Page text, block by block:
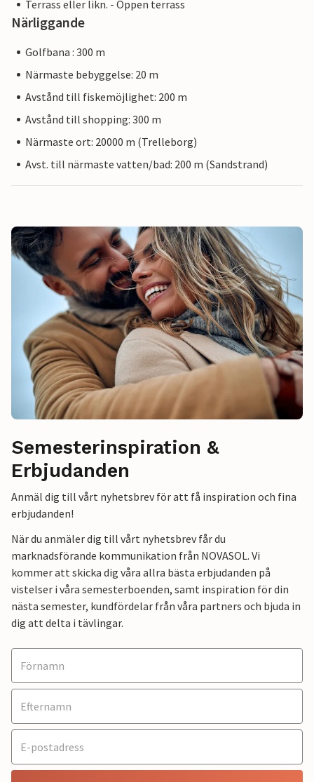
Terrass eller likn. - Öppen terrass
Närliggande
Golfbana : 300 m
Närmaste bebyggelse: 20 m
Avstånd till fiskemöjlighet: 200 m
Avstånd till shopping: 300 m
Närmaste ort: 20000 m (Trelleborg)
Avst. till närmaste vatten/bad: 200 m (Sandstrand)
Semesterinspiration &
Erbjudanden
Anmäl dig till vårt nyhetsbrev för att få inspiration och fina
erbjudanden!
När du anmäler dig till vårt nyhetsbrev får du
marknadsförande kommunikation från NOVASOL. Vi
kommer att skicka dig våra allra bästa erbjudanden på
vistelser i våra semesterboenden, samt inspiration för din
nästa semester, kundfördelar från våra partners och bjuda in
dig att delta i tävlingar.